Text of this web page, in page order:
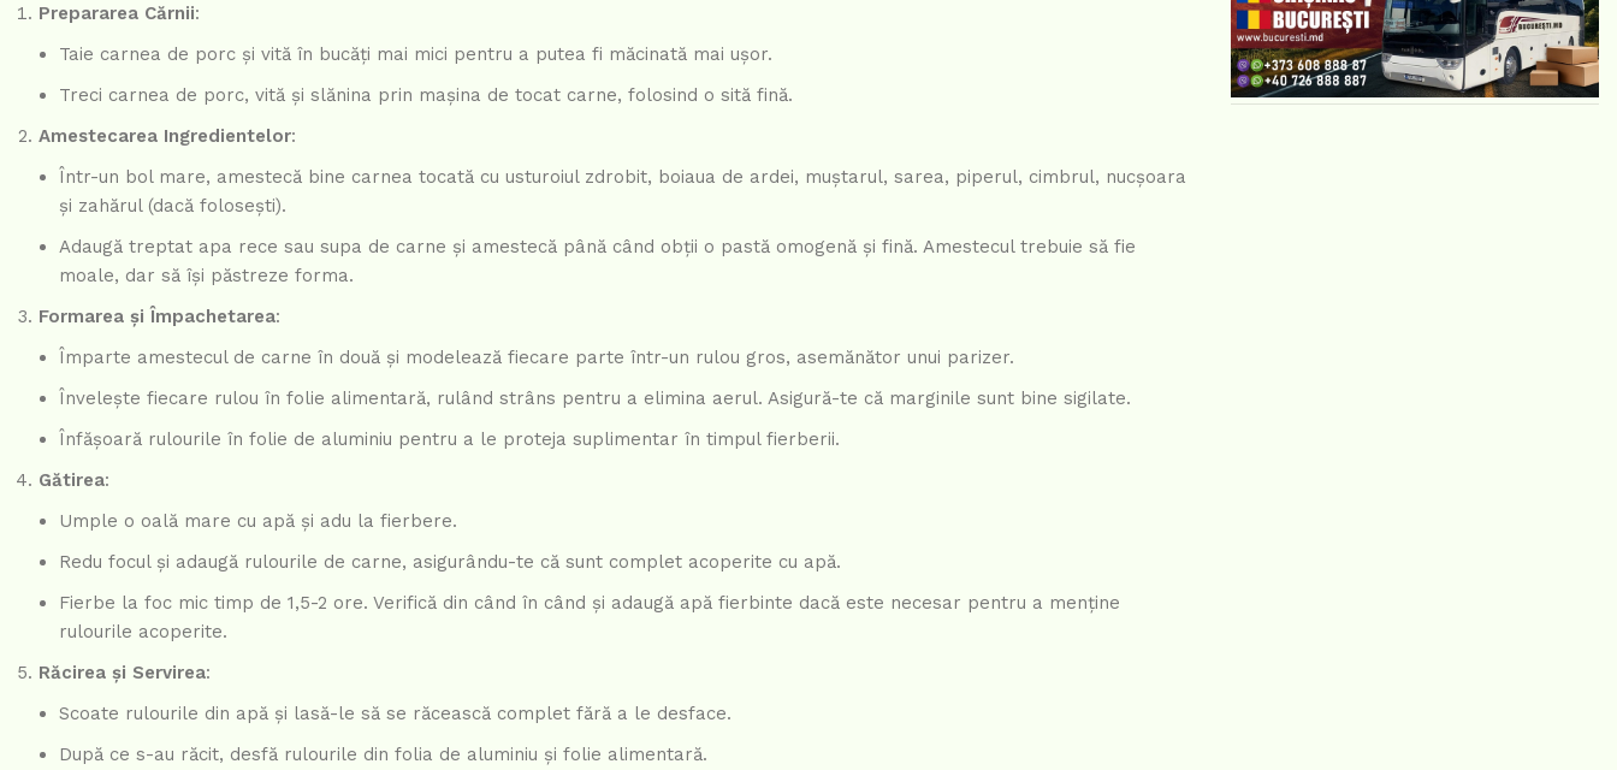
Prepararea Cărnii:
Taie carnea de porc și vită în bucăți mai mici pentru a putea fi măcinată mai ușor.
Treci carnea de porc, vită și slănina prin mașina de tocat carne, folosind o sită fină.
Amestecarea Ingredientelor:
Într-un bol mare, amestecă bine carnea tocată cu usturoiul zdrobit, boiaua de ardei, muștarul, sarea, piperul, cimbrul, nucșoara
și zahărul (dacă folosești).
Adaugă treptat apa rece sau supa de carne și amestecă până când obții o pastă omogenă și fină. Amestecul trebuie să fie
moale, dar să își păstreze forma.
Formarea și Împachetarea:
Împarte amestecul de carne în două și modelează fiecare parte într-un rulou gros, asemănător unui parizer.
Învelește fiecare rulou în folie alimentară, rulând strâns pentru a elimina aerul. Asigură-te că marginile sunt bine sigilate.
Înfășoară rulourile în folie de aluminiu pentru a le proteja suplimentar în timpul fierberii.
Gătirea:
Umple o oală mare cu apă și adu la fierbere.
Redu focul și adaugă rulourile de carne, asigurându-te că sunt complet acoperite cu apă.
Fierbe la foc mic timp de 1,5-2 ore. Verifică din când în când și adaugă apă fierbinte dacă este necesar pentru a menține
rulourile acoperite.
Răcirea și Servirea:
Scoate rulourile din apă și lasă-le să se răcească complet fără a le desface.
După ce s-au răcit, desfă rulourile din folia de aluminiu și folie alimentară.